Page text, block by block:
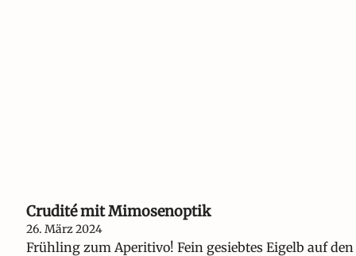
Crudité mit Mimosenoptik
26. März 2024
Frühling zum Aperitivo! Fein gesiebtes Eigelb auf